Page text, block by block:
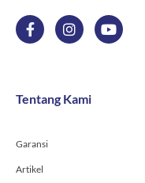
F
a
c
o
f
I
n
s
g
r
Y
o
u
Tentang Kami
Garansi
Artikel